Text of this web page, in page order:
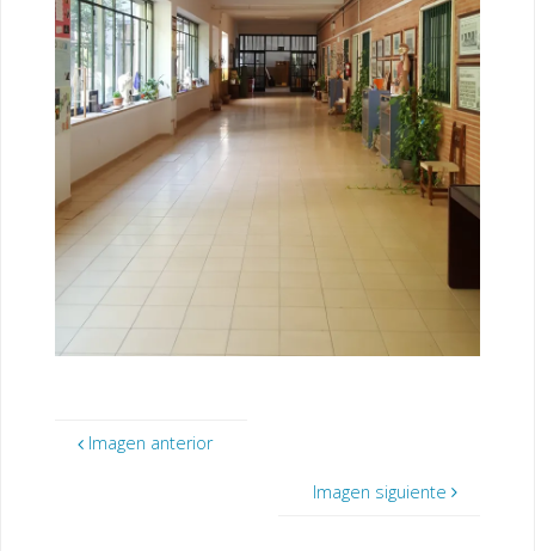
Imagen anterior
Imagen siguiente